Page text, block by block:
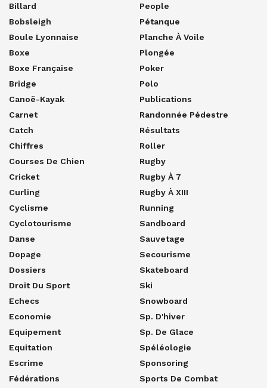
Billard
Bobsleigh
Boule Lyonnaise
Boxe
Boxe Française
Bridge
Canoë-Kayak
Carnet
Catch
Chiffres
Courses De Chien
Cricket
Curling
Cyclisme
Cyclotourisme
Danse
Dopage
Dossiers
Droit Du Sport
Echecs
Economie
Equipement
Equitation
Escrime
Fédérations
People
Pétanque
Planche À Voile
Plongée
Poker
Polo
Publications
Randonnée Pédestre
Résultats
Roller
Rugby
Rugby À 7
Rugby À XIII
Running
Sandboard
Sauvetage
Secourisme
Skateboard
Ski
Snowboard
Sp. D'hiver
Sp. De Glace
Spéléologie
Sponsoring
Sports De Combat